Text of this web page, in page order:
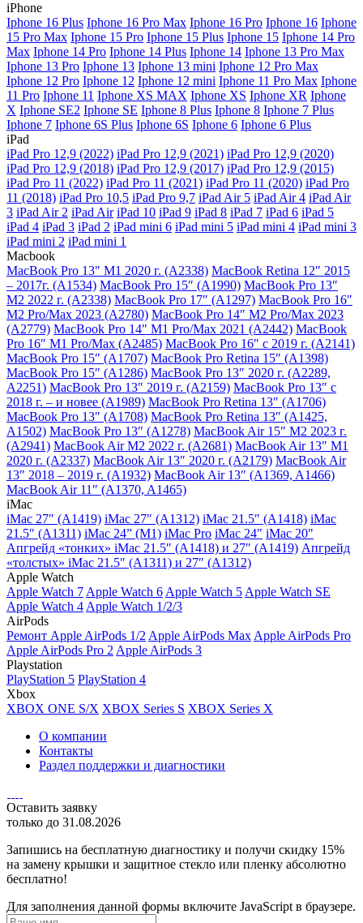
iPhone
Iphone 16 Plus Iphone 16 Pro Max Iphone 16 Pro Iphone 16 Iphone
15 Pro Max Iphone 15 Pro Iphone 15 Plus Iphone 15 Iphone 14 Pro
Max Iphone 14 Pro Iphone 14 Plus Iphone 14 Iphone 13 Pro Max
Iphone 13 Pro Iphone 13 Iphone 13 mini Iphone 12 Pro Max
Iphone 12 Pro Iphone 12 Iphone 12 mini Iphone 11 Pro Max Iphone
11 Pro Iphone 11 Iphone XS MAX Iphone XS Iphone XR Iphone
X Iphone SE2 Iphone SE Iphone 8 Plus Iphone 8 Iphone 7 Plus
Iphone 7 Iphone 6S Plus Iphone 6S Iphone 6 Iphone 6 Plus
iPad
iPad Pro 12,9 (2022) iPad Pro 12,9 (2021) iPad Pro 12,9 (2020)
iPad Pro 12,9 (2018) iPad Pro 12,9 (2017) iPad Pro 12,9 (2015)
iPad Pro 11 (2022) iPad Pro 11 (2021) iPad Pro 11 (2020) iPad Pro
11 (2018) iPad Pro 10,5 iPad Pro 9,7 iPad Air 5 iPad Air 4 iPad Air
3 iPad Air 2 iPad Air iPad 10 iPad 9 iPad 8 iPad 7 iPad 6 iPad 5
iPad 4 iPad 3 iPad 2 iPad mini 6 iPad mini 5 iPad mini 4 iPad mini 3
iPad mini 2 iPad mini 1
Macbook
MacBook Pro 13" M1 2020 г. (A2338) MacBook Retina 12″ 2015
– 2017г. (A1534) MacBook Pro 15″ (A1990) MacBook Pro 13″
M2 2022 г. (A2338) MacBook Pro 17″ (A1297) MacBook Pro 16″
M2 Pro/Max 2023 (A2780) MacBook Pro 14″ M2 Pro/Max 2023
(A2779) MacBook Pro 14" M1 Pro/Max 2021 (A2442) MacBook
Pro 16″ M1 Pro/Max (A2485) MacBook Pro 16″ с 2019 г. (A2141)
MacBook Pro 15″ (A1707) MacBook Pro Retina 15″ (A1398)
MacBook Pro 15″ (A1286) MacBook Pro 13″ 2020 г. (A2289,
A2251) MacBook Pro 13″ 2019 г. (A2159) MacBook Pro 13″ с
2018 г. – и новее (A1989) MacBook Pro Retina 13″ (A1706)
MacBook Pro 13″ (A1708) MacBook Pro Retina 13″ (A1425,
A1502) MacBook Pro 13″ (A1278) MacBook Air 15″ M2 2023 г.
(A2941) MacBook Air M2 2022 г. (A2681) MacBook Air 13″ M1
2020 г. (A2337) MacBook Air 13″ 2020 г. (A2179) MacBook Air
13″ 2018 – 2019 г. (A1932) MacBook Air 13″ (A1369, A1466)
MacBook Air 11″ (A1370, A1465)
iMac
iMac 27″ (A1419) iMac 27″ (A1312) iMac 21.5″ (A1418) iMac
21.5″ (A1311) iMac 24” (M1) iMac Pro iMac 24" iMac 20"
Апгрейд «тонких» iMac 21.5″ (A1418) и 27″ (A1419) Апгрейд
«толстых» iMac 21.5″ (A1311) и 27″ (A1312)
Apple Watch
Apple Watch 7 Apple Watch 6 Apple Watch 5 Apple Watch SE
Apple Watch 4 Apple Watch 1/2/3
AirPods
Ремонт Apple AirPods 1/2 Apple AirPods Max Apple AirPods Pro
Apple AirPods Pro 2 Apple AirPods 3
Playstation
PlayStation 5 PlayStation 4
Xbox
XBOX ONE S/X XBOX Series S XBOX Series X
О компании
Контакты
Раздел поддержки и диагностики
Оставить заявку
только до 31.08.2026
Запишись на бесплатную диагностику и получи скидку 15%
на замену крышки и защитное стекло или пленку абсолютно
бесплатно!
Для заполнения данной формы включите JavaScript в браузере.